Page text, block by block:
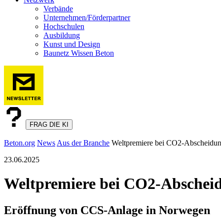
Verbände
Unternehmen/Förderpartner
Hochschulen
Ausbildung
Kunst und Design
Baunetz Wissen Beton
FRAG DIE KI
Beton.org News Aus der Branche Weltpremiere bei CO2-
23.06.2025
Weltpremiere bei CO2-
Eröffnung von CCS-Anlage in Norwegen